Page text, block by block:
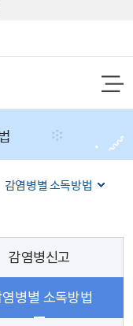
감염병별 소독방법
감염병신고
병별 소독방법